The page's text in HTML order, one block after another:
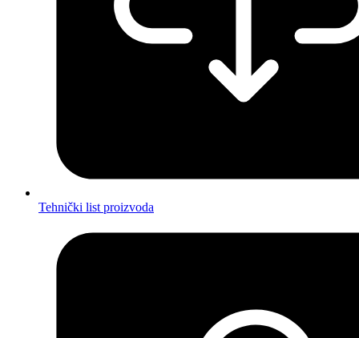
Tehnički list proizvoda